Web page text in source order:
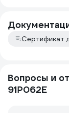
Сертификат
Вопросы и
91P062E